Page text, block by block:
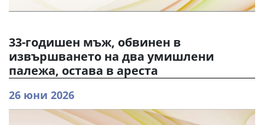
33-годишен мъж, обвинен в
извършването на два умишлени
палежа, остава в ареста
26 юни 2026